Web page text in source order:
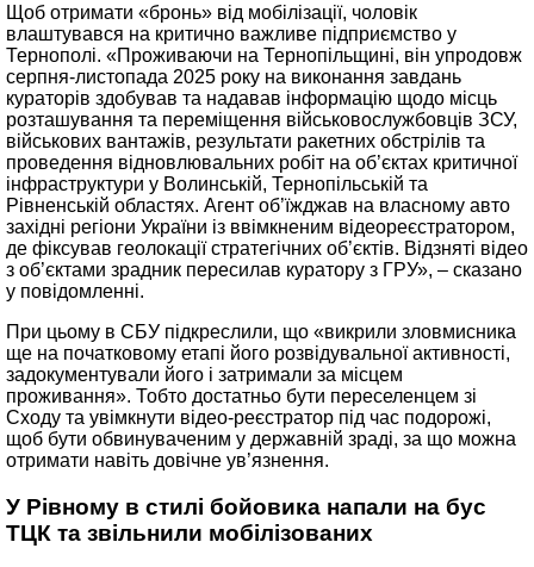
Щоб отримати «бронь» від мобілізації, чоловік
влаштувався на критично важливе підприємство у
Тернополі. «Проживаючи на Тернопільщині, він упродовж
серпня-листопада 2025 року на виконання завдань
кураторів здобував та надавав інформацію щодо місць
розташування та переміщення військовослужбовців ЗСУ,
військових вантажів, результати ракетних обстрілів та
проведення відновлювальних робіт на об’єктах критичної
інфраструктури у Волинській, Тернопільській та
Рівненській областях. Агент об’їжджав на власному авто
західні регіони України із ввімкненим відеореєстратором,
де фіксував геолокації стратегічних об’єктів. Відзняті відео
з об’єктами зрадник пересилав куратору з ГРУ», – сказано
у повідомленні.
При цьому в СБУ підкреслили, що «викрили зловмисника
ще на початковому етапі його розвідувальної активності,
задокументували його і затримали за місцем
проживання». Тобто достатньо бути переселенцем зі
Сходу та увімкнути відео-реєстратор під час подорожі,
щоб бути обвинуваченим у державній зраді, за що можна
отримати навіть довічне ув’язнення.
У Рівному в стилі бойовика напали на бус
ТЦК та звільнили мобілізованих